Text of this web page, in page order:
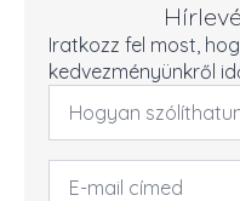
Iratkozz fel most,
kedvezményünkről
Név
Email
cím